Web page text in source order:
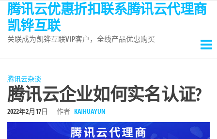
腾讯云优惠折扣联系腾讯云代理商
凯铧互联
关联成为凯铧互联VIP客户，全线产品优惠购买
腾讯云杂谈
腾讯云企业如何实名认证?
2022年2月17日 作者 KAIHUAYUN